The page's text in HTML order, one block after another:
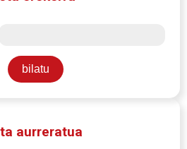
aurreratua